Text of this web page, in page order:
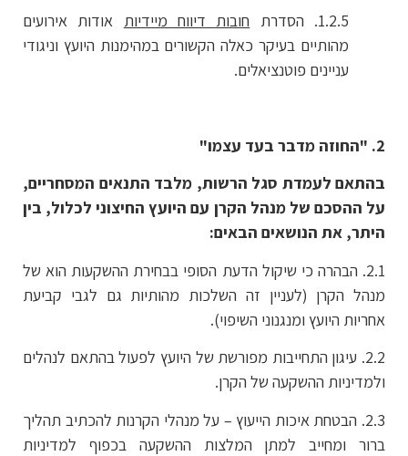
1.2.5. הסדרת
חובות דיווח מיידיות אודות אירועים
מהותיים בעיקר כאלה הקשורים במהימנות היועץ וניגודי
עניינים פוטנציאלים.
2. "החוזה מדבר בעד עצמו
"
בהתאם לעמדת סגל הרשות, מלבד התנאים המסחריים,
על ההסכם של מנהל הקרן עם היועץ החיצוני לכלול, בין
היתר, את הנושאים הבאים:
2.1. הבהרה כי שיקול הדעת הסופי בבחירת ההשקעות הוא של
מנהל הקרן (לעניין זה השלכות מהותיות גם לגבי קביעת
אחריות היועץ ומנגנוני השיפוי).
2.2. עיגון התחייבות מפורשת של היועץ לפעול בהתאם לנהלים
ולמדיניות ההשקעה של הקרן.
2.3. הבטחת איכות הייעוץ – על מנהלי הקרנות להכתיב תהליך
ברור ומחייב למתן המלצות ההשקעה בכפוף למדיניות